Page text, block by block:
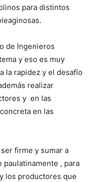
para distintos
de Ingenieros
y eso es muy
la rapidez y el desafío
realizar
y en las
en las
firme y sumar a
, para
los productores que